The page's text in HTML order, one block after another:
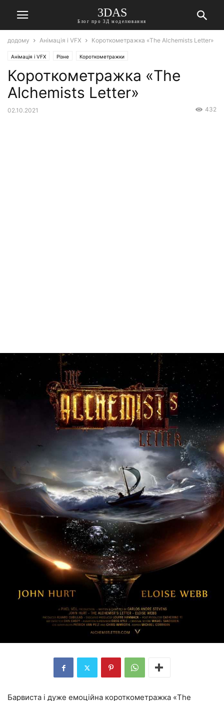
3DAS
Блог про 3Д моделювання
додому Анімація і VFX Короткометражка «The Alchemists Letter»
Анімація і VFX Різне Короткометражки
Короткометражка «The
Alchemists Letter»
02.10.2021 432
Барвиста і дуже емоційна короткометражка «The